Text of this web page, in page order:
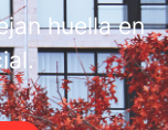
huella en